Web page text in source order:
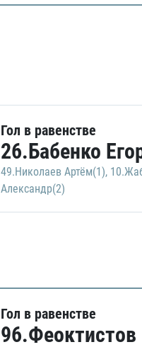
Гол в равенстве
26.Бабенко
49.Николаев Артём(1),
Александр(2)
Гол в равенстве
96.Феоктистов